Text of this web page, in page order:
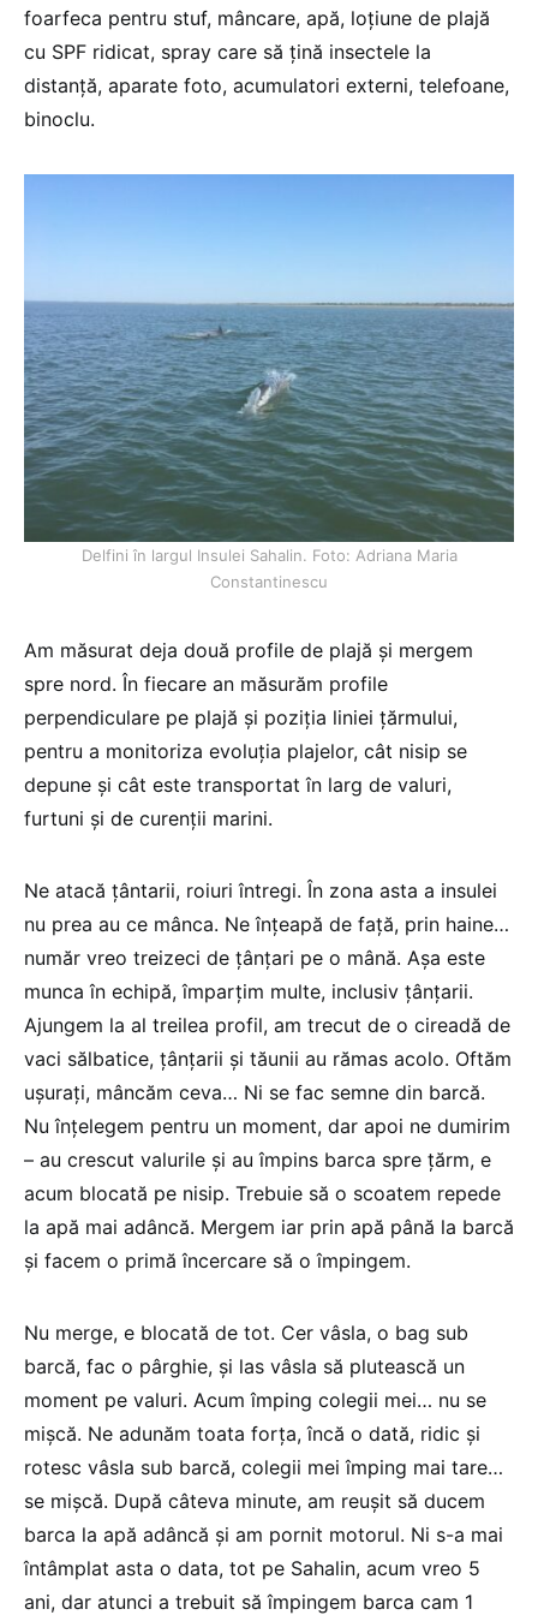
foarfeca pentru stuf, mâncare, apă, loţiune de plajă
cu SPF ridicat, spray care să ţină insectele la
distanţă, aparate foto, acumulatori externi, telefoane,
binoclu.
Delfini în largul Insulei Sahalin. Foto: Adriana Maria
Constantinescu
Am măsurat deja două profile de plajă şi mergem
spre nord. În fiecare an măsurăm profile
perpendiculare pe plajă şi poziția liniei ţărmului,
pentru a monitoriza evoluţia plajelor, cât nisip se
depune şi cât este transportat în larg de valuri,
furtuni şi de curenţii marini.
Ne atacă ţântarii, roiuri întregi. În zona asta a insulei
nu prea au ce mânca. Ne înţeapă de faţă, prin haine…
număr vreo treizeci de ţânţari pe o mână. Aşa este
munca în echipă, împarţim multe, inclusiv ţânţarii.
Ajungem la al treilea profil, am trecut de o cireadă de
vaci sălbatice, ţânţarii şi tăunii au rămas acolo. Oftăm
uşuraţi, mâncăm ceva… Ni se fac semne din barcă.
Nu înțelegem pentru un moment, dar apoi ne dumirim
– au crescut valurile şi au împins barca spre ţărm, e
acum blocată pe nisip. Trebuie să o scoatem repede
la apă mai adâncă. Mergem iar prin apă până la barcă
şi facem o primă încercare să o împingem.
Nu merge, e blocată de tot. Cer vâsla, o bag sub
barcă, fac o pârghie, şi las vâsla să plutească un
moment pe valuri. Acum împing colegii mei… nu se
mişcă. Ne adunăm toata forţa, încă o dată, ridic și
rotesc vâsla sub barcă, colegii mei împing mai tare…
se mişcă. După câteva minute, am reuşit să ducem
barca la apă adâncă şi am pornit motorul. Ni s-a mai
întâmplat asta o data, tot pe Sahalin, acum vreo 5
ani, dar atunci a trebuit să împingem barca cam 1